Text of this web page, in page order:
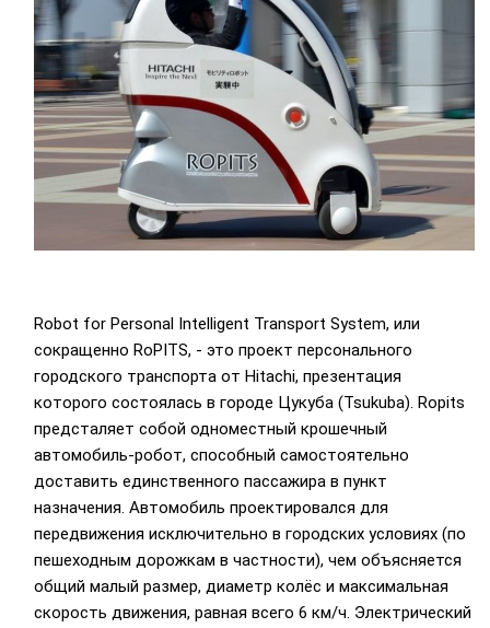
Robot for Personal Intelligent Transport System, или
сокращенно RoPITS, - это проект персонального
городского транспорта от Hitachi, презентация
которого состоялась в городе Цукуба (Tsukuba). Ropits
предсталяет собой одноместный крошечный
автомобиль-робот, способный самостоятельно
доставить единственного пассажира в пункт
назначения. Автомобиль проектировался для
передвижения исключительно в городских условиях (по
пешеходным дорожкам в частности), чем объясняется
общий малый размер, диаметр колёс и максимальная
скорость движения, равная всего 6 км/ч. Электрический